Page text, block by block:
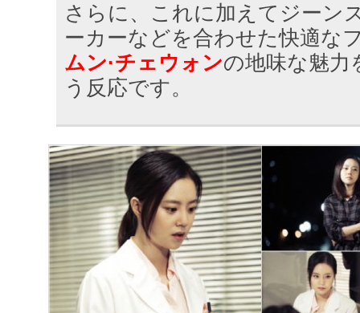
さらに、これに加えてジーン
ーカーなどを合わせた快適な
ムン·チェウォンの地味な魅力
う反応です。